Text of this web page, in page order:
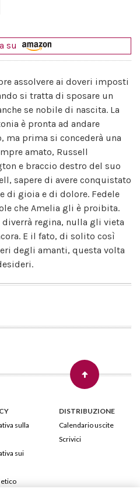
su
assolvere ai doveri imposti
si tratta di sposare un
se nobile di nascita. La
è pronta ad andare
prima si concederà una
amato, Russell
e braccio destro del suo
sapere di avere conquistato
di gioia e di dolore. Fedele
che Amelia gli è proibita.
diverrà regina, nulla gli vieta
E il fato, di solito così
degli amanti, questa volta
sulla
sui
DISTRIBUZIONE
Calendario uscite
Scrivici